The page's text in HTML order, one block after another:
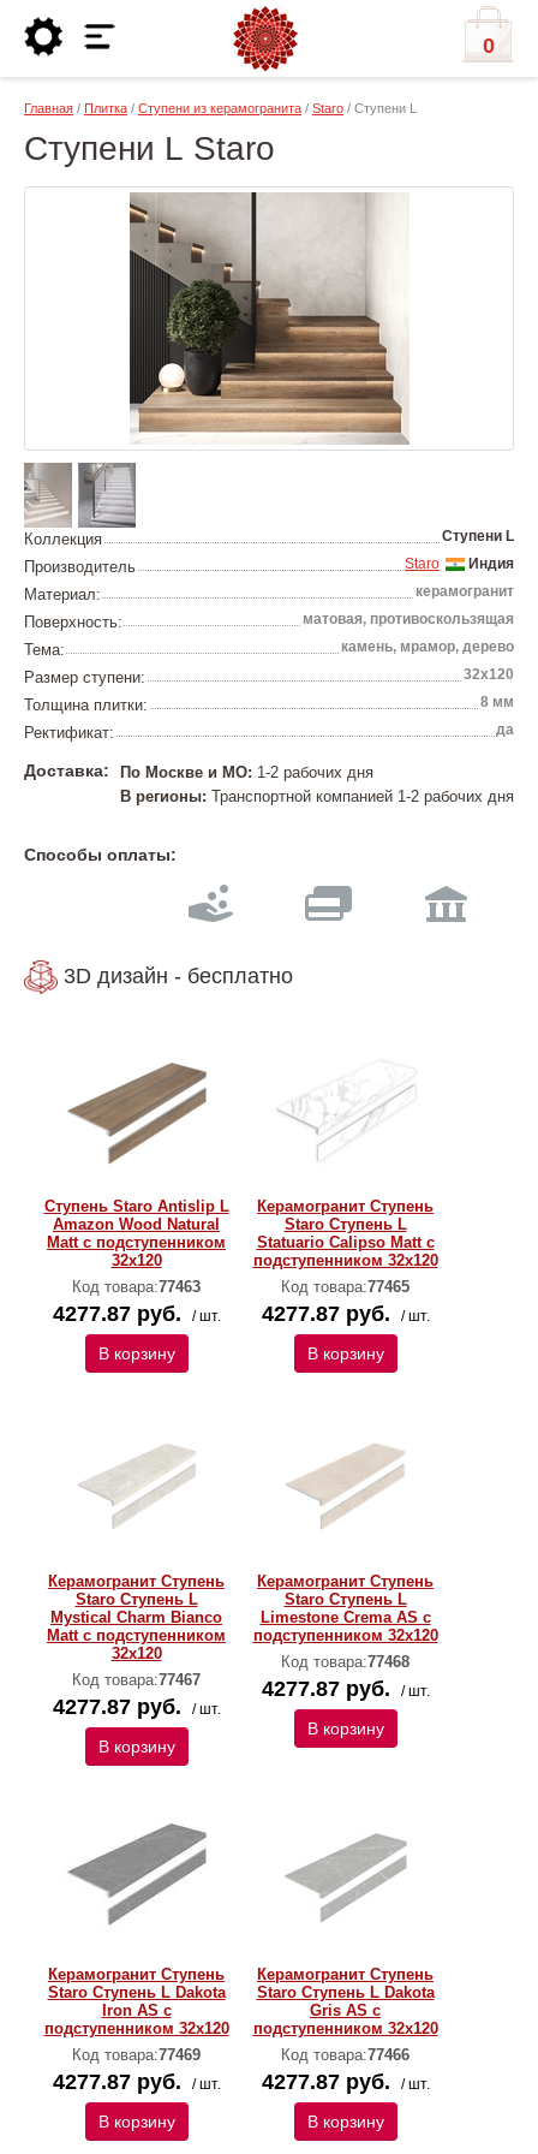
0
Главная / Плитка / Ступени из керамогранита / Staro / Ступени L
Ступени L Staro
Коллекция Ступени L
Производитель Индия
Staro
Материал: керамогранит
Поверхность: матовая, противоскользящая
Тема: камень, мрамор, дерево
Размер ступени: 32x120
Толщина плитки: 8 мм
Ректификат: да
Доставка: По Москве и МО: 1-2 рабочих дня
В регионы: Транспортной компанией 1-2 рабочих дня
Способы оплаты:
3D дизайн - бесплатно
Ступень Staro Antislip L
Amazon Wood Natural
Matt с подступенником
32x120
Код товара:77463
4277.87 руб. / шт.
В корзину
Керамогранит Ступень
Staro Ступень L
Statuario Calipso Matt с
подступенником 32x120
Код товара:77465
4277.87 руб. / шт.
В корзину
Керамогранит Ступень
Staro Ступень L
Mystical Charm Bianco
Matt с подступенником
32x120
Код товара:77467
4277.87 руб. / шт.
В корзину
Керамогранит Ступень
Staro Ступень L
Limestone Crema AS с
подступенником 32x120
Код товара:77468
4277.87 руб. / шт.
В корзину
Керамогранит Ступень
Staro Ступень L Dakota
Iron AS с
подступенником 32x120
Код товара:77469
4277.87 руб. / шт.
В корзину
Керамогранит Ступень
Staro Ступень L Dakota
Gris AS с
подступенником 32x120
Код товара:77466
4277.87 руб. / шт.
В корзину